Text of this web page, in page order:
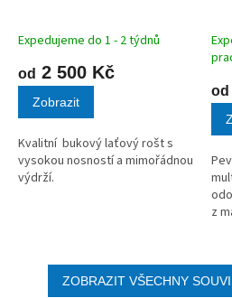
Expedujeme do 1 - 2 týdnů
od 2 500 Kč
Zobrazit
Kvalitní bukový laťový rošt s
vysokou nosností a mimořádnou
výdrží.
od
z
ZOBRAZIT VŠECHNY